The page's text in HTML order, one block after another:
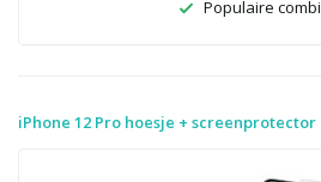
Populaire
iPhone 12 Pro hoesje + screenprotector